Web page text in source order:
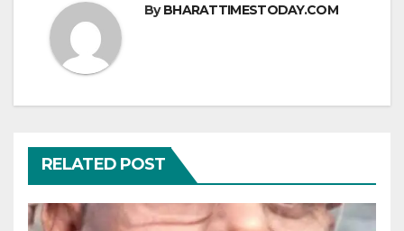
ByBHARATTIMESTODAY.COM
RELATED POST